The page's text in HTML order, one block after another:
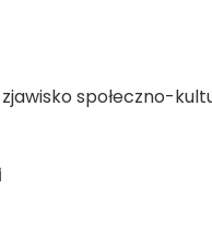
społeczno-